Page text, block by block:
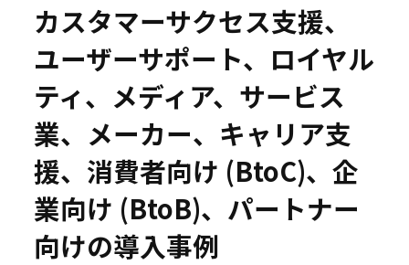
事例
セミナー
お役立ち情報
カスタマーサクセス支援、
ユーザーサポート、ロイヤル
ティ、メディア、サービス
業、メーカー、キャリア支
援、消費者向け (BtoC)、企
業向け (BtoB)、パートナー
向けの導入事例